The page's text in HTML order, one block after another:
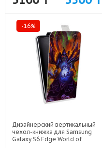
-16%
Дизайнерский вертикальный
чехол-книжка для Samsung
Galaxy S6 Edge World of